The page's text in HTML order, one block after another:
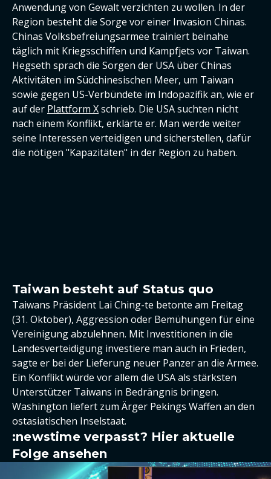
Anwendung von Gewalt verzichten zu wollen. In der
Region besteht die Sorge vor einer Invasion Chinas.
Chinas Volksbefreiungsarmee trainiert beinahe
täglich mit Kriegsschiffen und Kampfjets vor Taiwan.
Hegseth sprach die Sorgen der USA über Chinas
Aktivitäten im Südchinesischen Meer, um Taiwan
sowie gegen US-Verbündete im Indopazifik an, wie er
auf der Plattform Xschrieb. Die USA suchten nicht
nach einem Konflikt, erklärte er. Man werde weiter
seine Interessen verteidigen und sicherstellen, dafür
die nötigen "Kapazitäten" in der Region zu haben.
Taiwan besteht auf Status quo
Taiwans Präsident Lai Ching-te betonte am Freitag
(31. Oktober), Aggression oder Bemühungen für eine
Vereinigung abzulehnen. Mit Investitionen in die
Landesverteidigung investiere man auch in Frieden,
sagte er bei der Lieferung neuer Panzer an die Armee.
Ein Konflikt würde vor allem die USA als stärksten
Unterstützer Taiwans in Bedrängnis bringen.
Washington liefert zum Ärger Pekings Waffen an den
ostasiatischen Inselstaat.
:newstime verpasst? Hier aktuelle
Folge ansehen